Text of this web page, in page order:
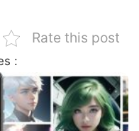
Rate this post
: